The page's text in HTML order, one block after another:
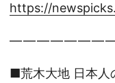
https://
— — — — — — —
■荒木大地 日本人